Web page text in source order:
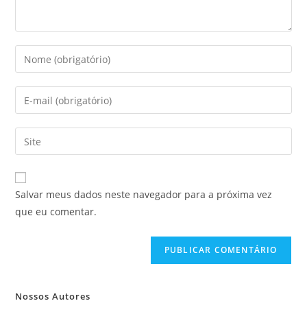
Salvar meus dados neste navegador para a próxima vez
que eu comentar.
Nossos Autores